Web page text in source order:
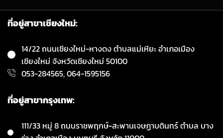
ที่อยู่สาขาเชียงใหม่:
14/22 ถนนเชียงใหม่-หางดง ตำบลแม่เหียะ อำเภอเมือง
เชียงใหม่ จังหวัดเชียงใหม่ 50100
053-284565, 064-1595156
ที่อยู่สาขากรุงเทพ:
111/33 หมู่ 8 ถนนราชพฤกษ์-สะพานเจษฏาบดินทร์ ตำบล บาง